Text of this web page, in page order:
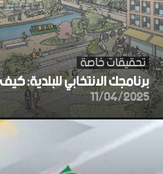
تحقيقات خاصة
برنامجك الانتخابي للبلدية:
11/04/2025